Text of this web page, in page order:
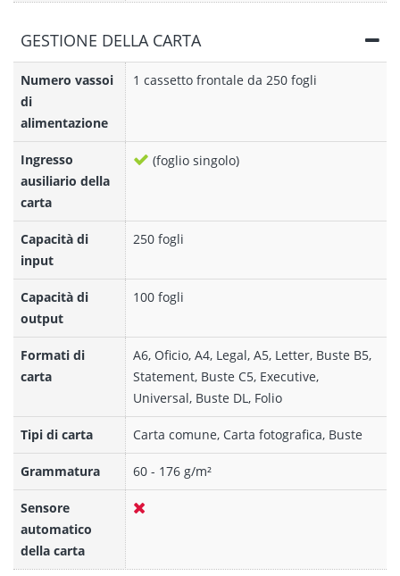
GESTIONE DELLA CARTA
Numero vassoi
di
alimentazione
1 cassetto frontale da 250 fogli
Ingresso
ausiliario della
carta
(foglio singolo)
Capacità di
input
250 fogli
Capacità di
output
100 fogli
Formati di
carta
A6, Oficio, A4, Legal, A5, Letter, Buste B5,
Statement, Buste C5, Executive,
Universal, Buste DL, Folio
Tipi di carta Carta comune, Carta fotografica, Buste
Grammatura 60 - 176 g/m²
Sensore
automatico
della carta